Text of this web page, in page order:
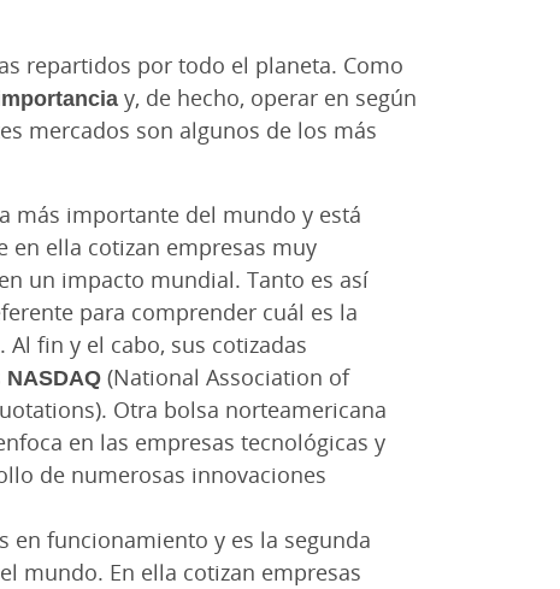
repartidos por todo el planeta. Como
y, de hecho, operar en según
mercados son algunos de los más
más importante del mundo y está
en ella cotizan empresas muy
un impacto mundial. Tanto es así
para comprender cuál es la
fin y el cabo, sus cotizadas
NASDAQ (National Association of
Otra bolsa norteamericana
en las empresas tecnológicas y
de numerosas innovaciones
en funcionamiento y es la segunda
mundo. En ella cotizan empresas